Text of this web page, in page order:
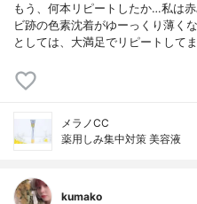
もう、何本リピートしたか…私は
ビ跡の色素沈着がゆーっくり薄く
としては、大満足でリピートして
メラノCC
薬用しみ集中対策 美容液
kumako